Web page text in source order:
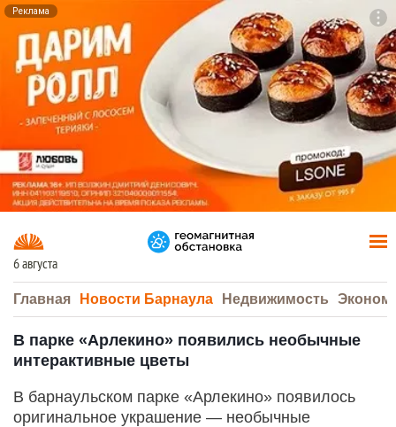
Реклама
6 августа
Главная Новости Барнаула Недвижимость
В парке «Арлекино» появились необычные
интерактивные цветы
В барнаульском парке «Арлекино» появилось
оригинальное украшение — необычные